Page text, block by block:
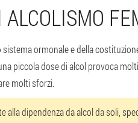
sistema ormonale e della
piccola dose di alcol provoca
molti sforzi.
alla dipendenza da alcol da soli,